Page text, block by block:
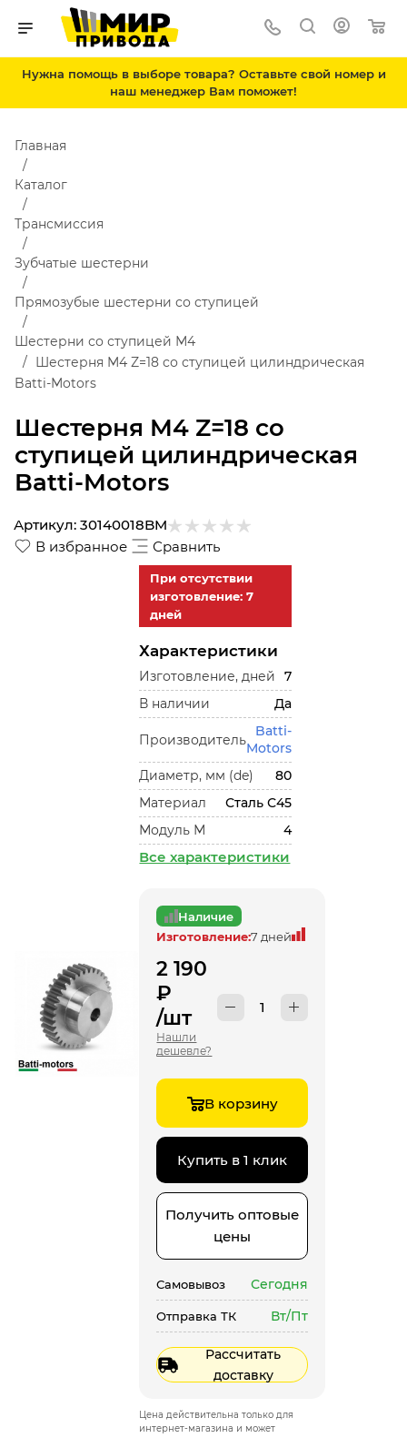
Нужна помощь в выборе товара? Оставьте свой номер и
наш менеджер Вам поможет!
Шестерня M4 Z=18 со
ступицей цилиндрическая
Batti-Motors
Главная
Каталог
Трансмиссия
Зубчатые шестерни
Прямозубые шестерни со ступицей
Шестерни со ступицей М4
Шестерня M4 Z=18 со ступицей цилиндрическая
Batti-Motors
В избранное Сравнить
Артикул: 30140018BM
При отсутствии
изготовление: 7
дней
Характеристики
Изготовление, дней
7
В наличии
Да
Производитель
Batti-
Motors
Диаметр, мм (de)
80
Материал
Сталь С45
Модуль М
4
Все характеристики
Наличие
Изготовление:7 дней
2 190
₽
/шт
Нашли
дешевле?
В корзину
Купить в 1 клик
Получить оптовые
цены
Самовывоз Сегодня
Отправка ТК Вт/Пт
Рассчитать
доставку
Цена действительна только для
интернет-магазина и может